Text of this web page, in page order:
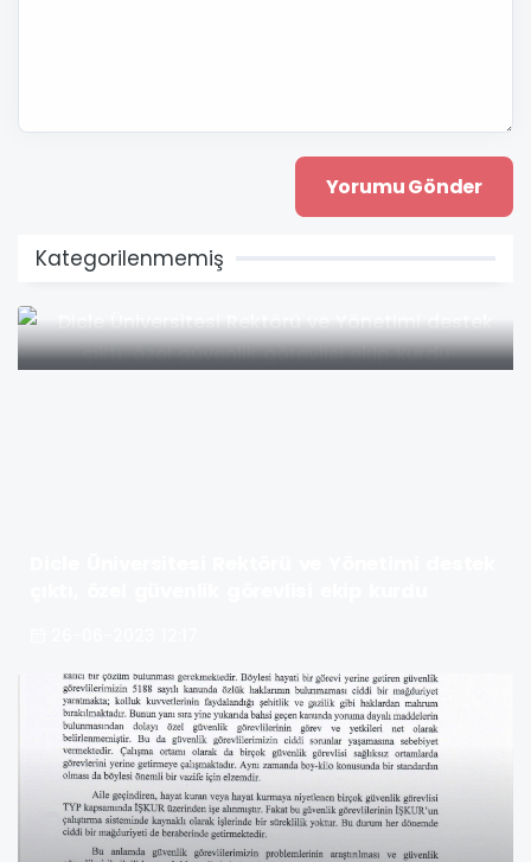
Kategorilenmemiş